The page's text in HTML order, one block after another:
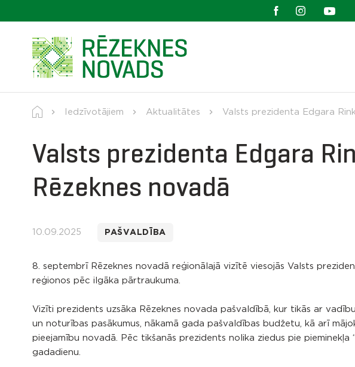
Iedzīvotājiem Aktualitātes Valsts prezidenta Edgara
Valsts prezidenta Edgara
Rēzeknes novadā
10.09.2025 PAŠVALDĪBA
8. septembrī Rēzeknes novadā reģionālajā vizītē viesojās Valsts
reģionos pēc ilgāka pārtraukuma.
Vizīti prezidents uzsāka Rēzeknes novada pašvaldībā, kur tikās ar
un noturības pasākumus, nākamā gada pašvaldības budžetu, kā arī
pieejamību novadā. Pēc tikšanās prezidents nolika ziedus pie
gadadienu.